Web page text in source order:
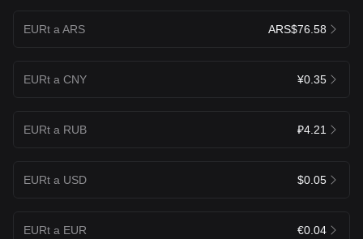
EURt a ARS ARS$76.58
EURt a CNY ¥0.35
EURt a RUB ₽4.21
EURt a USD $0.05
EURt a EUR €0.04